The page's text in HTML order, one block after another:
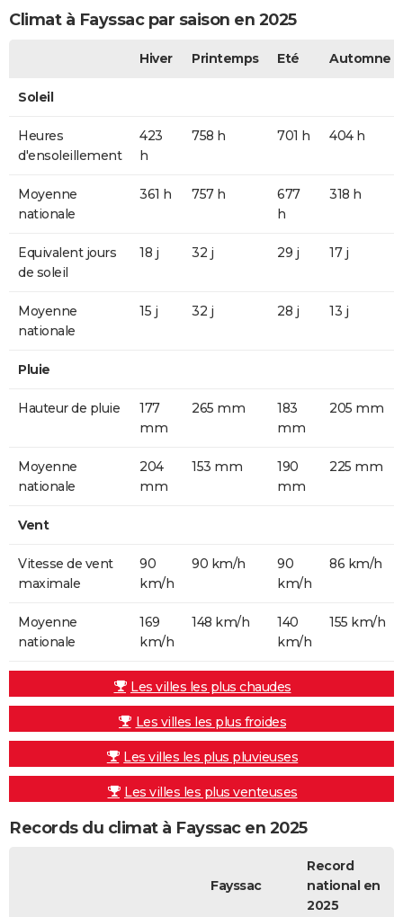
Climat à Fayssac par saison en 2025
Hiver Printemps Eté Automne
Soleil
Heures
d'ensoleillement
423
h
758 h 701 h 404 h
Moyenne
nationale
361 h 757 h
677
h
318 h
Equivalent jours
de soleil
18 j 32 j 29 j 17 j
Moyenne
nationale
15 j 32 j 28 j 13 j
Pluie
Hauteur de pluie
177
mm
265 mm
183
mm
205 mm
Moyenne
nationale
204
mm
153 mm
190
mm
225 mm
Vent
Vitesse de vent
maximale
90
km/h
90 km/h
90
km/h
86 km/h
Moyenne
nationale
169
km/h
148 km/h
140
km/h
155 km/h
Les villes les plus chaudes
Les villes les plus froides
Les villes les plus pluvieuses
Les villes les plus venteuses
Records du climat à Fayssac en 2025
Fayssac
Record
national en
2025